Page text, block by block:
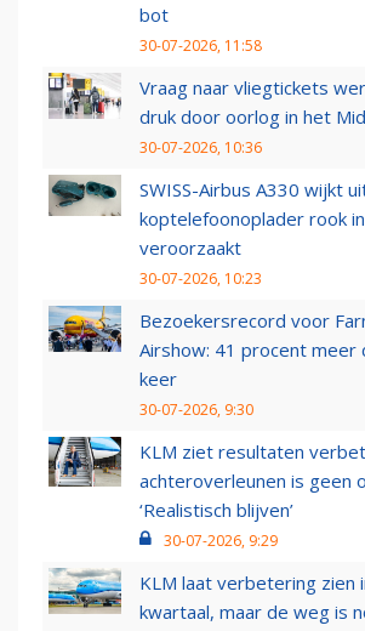
bot
30-07-2026, 11:58
Vraag naar vliegtickets
druk door oorlog in het
30-07-2026, 10:36
SWISS-Airbus A330 wijkt
koptelefoonoplader rook
veroorzaakt
30-07-2026, 10:23
Bezoekersrecord voor
Airshow: 41 procent meer
keer
30-07-2026, 9:30
KLM ziet resultaten
achteroverleunen is geen
‘Realistisch blijven’
30-07-2026, 9:29
KLM laat verbetering zien
kwartaal, maar de weg is